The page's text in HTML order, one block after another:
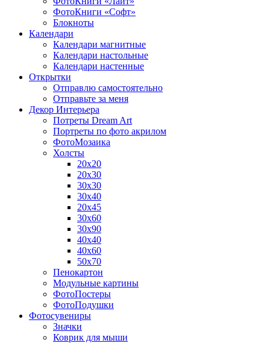
ФотоКниги «Софт»
Блокноты
Календари
Календари магнитные
Календари настольные
Календари настенные
Открытки
Отправлю самостоятельно
Отправьте за меня
Декор Интерьера
Потреты Dream Art
Портреты по фото акрилом
ФотоМозаика
Холсты
20х20
20х30
30х30
30х40
20х45
30х60
30х90
40х40
40х60
50х70
Пенокартон
Модульные картины
ФотоПостеры
ФотоПодушки
Фотоcувениры
Значки
Коврик для мыши